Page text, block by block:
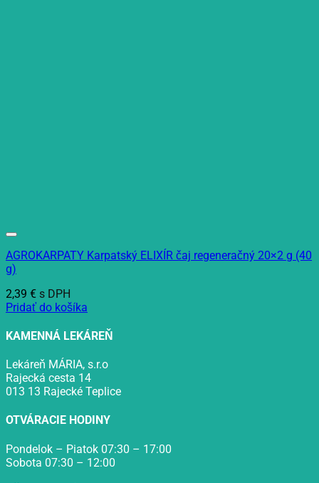
AGROKARPATY Karpatský ELIXÍR čaj regeneračný 20×2 g (40
g)
2,39 € s DPH
Pridať do košíka
KAMENNÁ LEKÁREŇ
Lekáreň MÁRIA, s.r.o
Rajecká cesta 14
013 13 Rajecké Teplice
OTVÁRACIE HODINY
Pondelok – Piatok 07:30 – 17:00
Sobota 07:30 – 12:00